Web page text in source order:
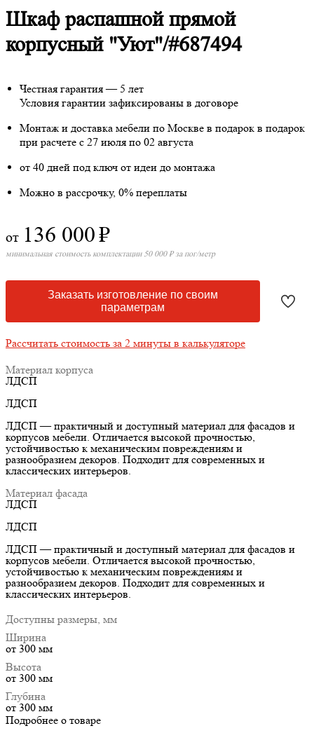
Шкаф распашной прямой
корпусный "Уют"/#687494
Честная гарантия — 5 лет
Условия гарантии зафиксированы в договоре
Монтаж и доставка мебели по Москве в подарок в подарок
при расчете с 27 июля по 02 августа
от 40 дней под ключ от идеи до монтажа
Можно в рассрочку, 0% переплаты
от 136 000₽
минимальная стоимость комплектации 50 000 ₽ за пог/метр
Заказать изготовление по своим
параметрам
Рассчитать стоимость за 2 минуты в калькуляторе
Материал корпуса
ЛДСП
ЛДСП
ЛДСП — практичный и доступный материал для фасадов и
корпусов мебели. Отличается высокой прочностью,
устойчивостью к механическим повреждениям и
разнообразием декоров. Подходит для современных и
классических интерьеров.
Материал фасада
ЛДСП
ЛДСП
ЛДСП — практичный и доступный материал для фасадов и
корпусов мебели. Отличается высокой прочностью,
устойчивостью к механическим повреждениям и
разнообразием декоров. Подходит для современных и
классических интерьеров.
Доступны размеры, мм
Ширина
от 300 мм
Высота
от 300 мм
Глубина
от 300 мм
Подробнее о товаре